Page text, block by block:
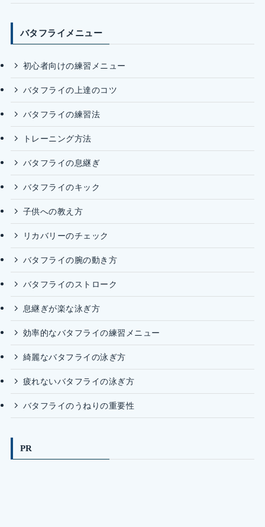
バタフライメニュー
初心者向けの練習メニュー
バタフライの上達のコツ
バタフライの練習法
トレーニング方法
バタフライの息継ぎ
バタフライのキック
子供への教え方
リカバリーのチェック
バタフライの腕の動き方
バタフライのストローク
息継ぎが楽な泳ぎ方
効率的なバタフライの練習メニュー
綺麗なバタフライの泳ぎ方
疲れないバタフライの泳ぎ方
バタフライのうねりの重要性
PR